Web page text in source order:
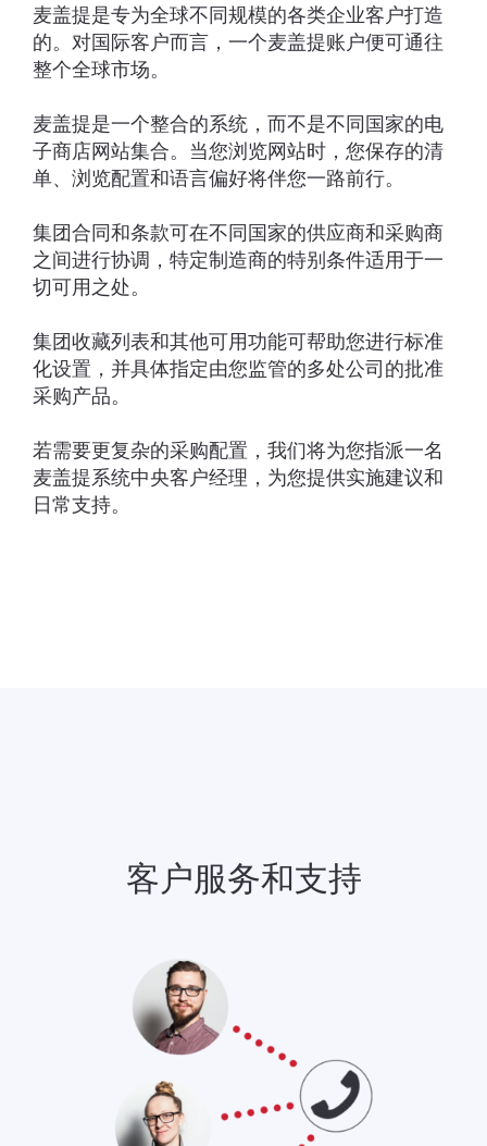
麦盖提是专为全球不同规模的各类企业客户打造
的。对国际客户而言，一个麦盖提账户便可通往
整个全球市场。
麦盖提是一个整合的系统，而不是不同国家的电
子商店网站集合。当您浏览网站时，您保存的清
单、浏览配置和语言偏好将伴您一路前行。
集团合同和条款可在不同国家的供应商和采购商
之间进行协调，特定制造商的特别条件适用于一
切可用之处。
集团收藏列表和其他可用功能可帮助您进行标准
化设置，并具体指定由您监管的多处公司的批准
采购产品。
若需要更复杂的采购配置，我们将为您指派一名
麦盖提系统中央客户经理，为您提供实施建议和
日常支持。
客户服务和支持